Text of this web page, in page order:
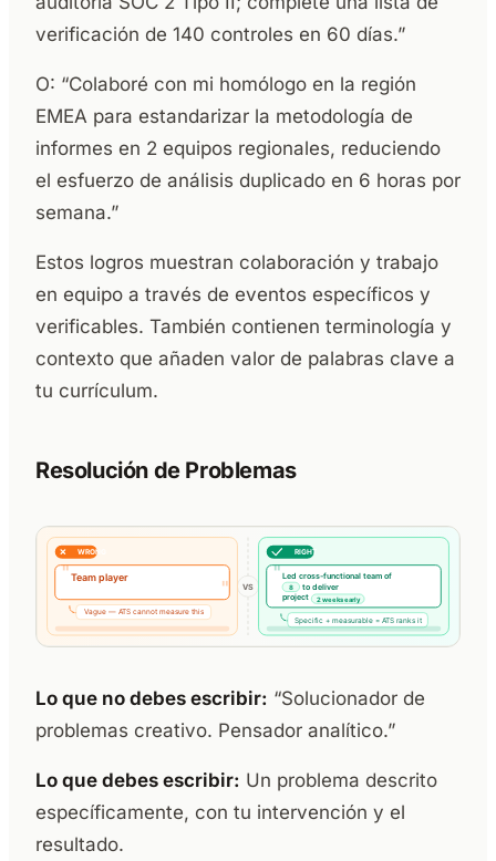
verificación de 140 controles en 60 días.”
O: “Colaboré con mi homólogo en la región
EMEA para estandarizar la metodología de
informes en 2 equipos regionales, reduciendo
el esfuerzo de análisis duplicado en 6 horas por
semana.”
Estos logros muestran colaboración y trabajo
en equipo a través de eventos específicos y
verificables. También contienen terminología y
contexto que añaden valor de palabras clave a
tu currículum.
Resolución de Problemas
Lo que no debes escribir: “Solucionador de
problemas creativo. Pensador analítico.”
Lo que debes escribir: Un problema descrito
específicamente, con tu intervención y el
resultado.